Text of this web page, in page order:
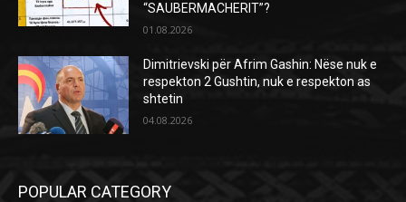
“SAUBERMACHERIT”?
01.08.2026
Dimitrievski për Afrim Gashin: Nëse nuk e
respekton 2 Gushtin, nuk e respekton as
shtetin
04.08.2026
POPULAR CATEGORY